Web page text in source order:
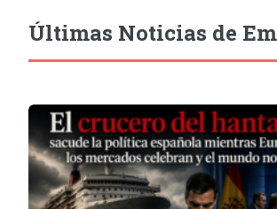
Últimas Noticias de